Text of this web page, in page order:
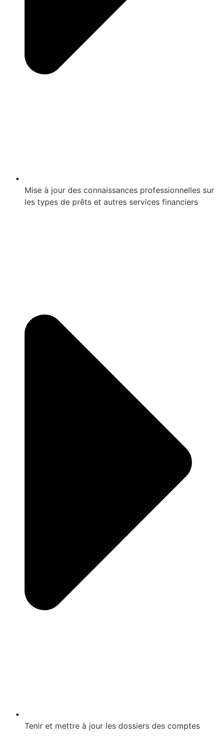
Mise à jour des connaissances professionnelles sur
les types de prêts et autres services financiers
Tenir et mettre à jour les dossiers des comptes